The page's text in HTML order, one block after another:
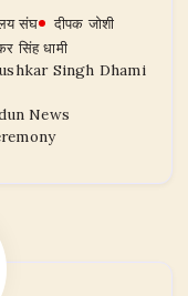
संघ
दीपक जोशी
सिंह धामी
Singh Dhami
News